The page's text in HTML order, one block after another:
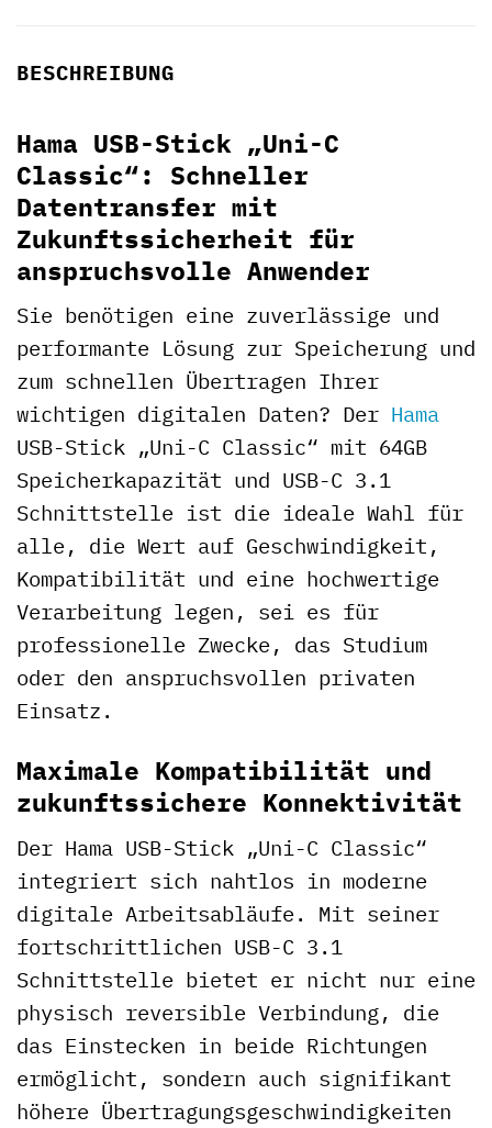
BESCHREIBUNG
Hama USB-Stick „Uni-C
Classic“: Schneller
Datentransfer mit
Zukunftssicherheit für
anspruchsvolle Anwender
Sie benötigen eine zuverlässige und
performante Lösung zur Speicherung und
zum schnellen Übertragen Ihrer
wichtigen digitalen Daten? Der Hama
USB-Stick „Uni-C Classic“ mit 64GB
Speicherkapazität und USB-C 3.1
Schnittstelle ist die ideale Wahl für
alle, die Wert auf Geschwindigkeit,
Kompatibilität und eine hochwertige
Verarbeitung legen, sei es für
professionelle Zwecke, das Studium
oder den anspruchsvollen privaten
Einsatz.
Maximale Kompatibilität und
zukunftssichere Konnektivität
Der Hama USB-Stick „Uni-C Classic“
integriert sich nahtlos in moderne
digitale Arbeitsabläufe. Mit seiner
fortschrittlichen USB-C 3.1
Schnittstelle bietet er nicht nur eine
physisch reversible Verbindung, die
das Einstecken in beide Richtungen
ermöglicht, sondern auch signifikant
höhere Übertragungsgeschwindigkeiten